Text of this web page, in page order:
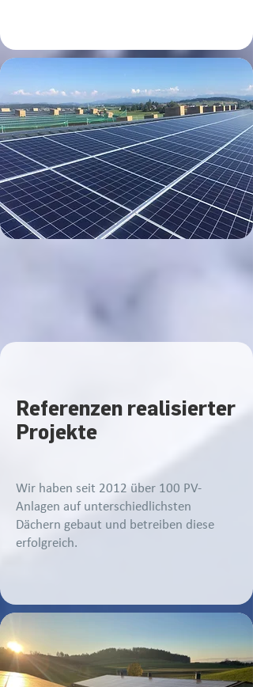
Referenzen realisierter
Projekte
Wir haben seit 2012 über 100 PV-
Anlagen auf unterschiedlichsten
Dächern gebaut und betreiben diese
erfolgreich.